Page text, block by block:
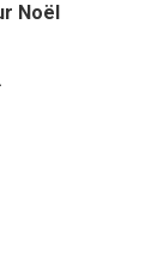
Noël